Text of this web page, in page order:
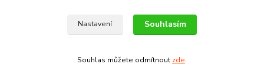
Nastavení Souhlasím
Souhlas můžete odmítnout zde.